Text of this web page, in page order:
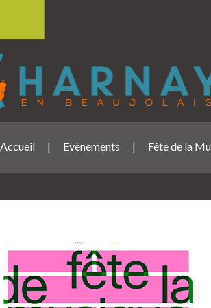
Accueil | Evènements | Fête de la